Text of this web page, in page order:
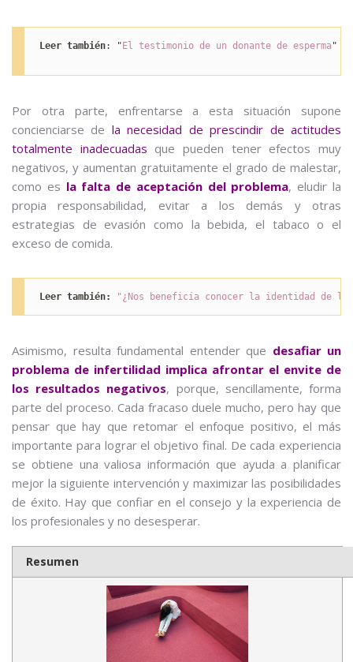
Leer también: " El testimonio de un donante de esperma"
Por otra parte, enfrentarse a esta situación supone
concienciarse de la necesidad de prescindir de actitudes
totalmente inadecuadas que pueden tener efectos muy
negativos, y aumentan gratuitamente el grado de malestar,
como es la falta de aceptación del problema, eludir la
propia responsabilidad, evitar a los demás y otras
estrategias de evasión como la bebida, el tabaco o el
exceso de comida.
Leer también: "¿Nos beneficia conocer la identidad de los
Asimismo, resulta fundamental entender que desafiar un
problema de infertilidad implica afrontar el envite de
los resultados negativos, porque, sencillamente, forma
parte del proceso. Cada fracaso duele mucho, pero hay que
pensar que hay que retomar el enfoque positivo, el más
importante para lograr el objetivo final. De cada experiencia
se obtiene una valiosa información que ayuda a planificar
mejor la siguiente intervención y maximizar las posibilidades
de éxito. Hay que confiar en el consejo y la experiencia de
los profesionales y no desesperar.
Resumen